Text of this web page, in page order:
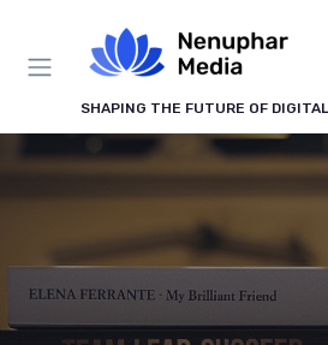
SHAPING THE FUTURE OF